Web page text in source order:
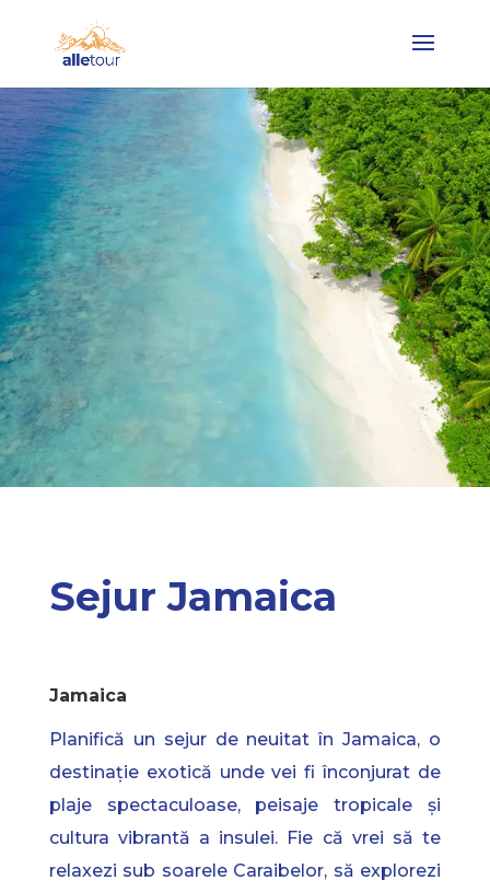
Sejur Jamaica
Jamaica
Planifică un sejur de neuitat în Jamaica, o
destinație exotică unde vei fi înconjurat de
plaje spectaculoase, peisaje tropicale și
cultura vibrantă a insulei. Fie că vrei să te
relaxezi sub soarele Caraibelor, să explorezi